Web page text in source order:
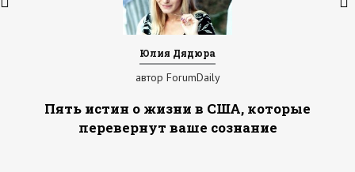
Юлия Дядюра
автор ForumDaily
Пять истин о жизни в США, которые
перевернут ваше сознание